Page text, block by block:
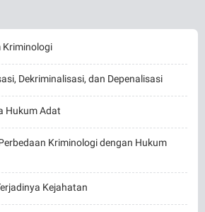
Kriminologi
Dekriminalisasi, dan Depenalisasi
Hukum Adat
Kriminologi dengan Hukum
Kejahatan